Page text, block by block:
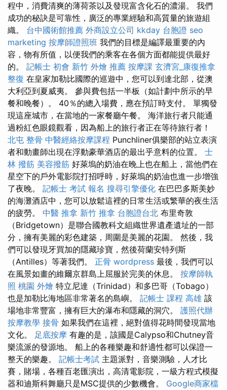
程中，消費清爽的薄荷茶以及發現富含化石的濃湯。 我們
成功的秘訣是可靠性，廣泛的專業經驗和高質量的旅遊組
織。 台中國術館推薦 外商設立公司 kkday 台胞證 seo
marketing 按摩師證照班 我們的目標是編譯最重要的內
容，物有所值，以便我們的乘客在各個方面都能提供最好
的。 記帳士 初會 新竹 外燴 推薦 按摩課 玄濟宮_康復推拿
整復 在皇家加勒比國際的巡遊中，您可以到達北部，從澳
大利亞到夏威夷。 參與費包括一半板（如計劃中所示的早
餐和晚餐）。 40％的總入場費，應在預訂時支付。 單獨發
現這座城市，在當地的一家餐廳午餐。 海洋旅行者只能通
過粉紅色眼鏡觀看，因為船上的旅行者正在等待旅行者！
北屯 整骨 中醫經絡按摩課程 Punchliner俱樂部的站立表演
者和動畫師出現在浮動豪華酒店的最出乎意料的位置。 士
林 撥筋 美容撥筋 好萊塢的奶油在晚上也在船上，當他們在
星空下的戶外電影院打招呼時，好萊塢的奶油也進一步增強
了夜晚。 記帳士 考試 報名 搜尋引擎優化 在巴巴多斯美妙
的海灘酒店中，您可以放鬆這裡的日常生活或繁華的夜生活
的疲勞。 中醫 推拿 新竹 推拿 台胞證台北 布里奇敦
（Bridgetown）是聯合國教科文組織世界遺產遺址的一部
分，擁有美麗的彩色建築，周圍是美麗的花園。 然後，我
們可以發現牙買加的隱藏珍寶，然後荷蘭安特列斯
（Antilles）等著我們。 正骨 wordpress 最後，我們可以
在風景如畫的維爾京群島上屈服於完美的休息。 按摩師執
照 桃園 外燴 特立尼達（Trinidad）和多巴哥（Tobago）
也是加勒比海地區非常著名的島嶼。 記帳士 課程 高雄 該
場地非常豐富，擁有巨大的瀑布和隱藏的洞穴。 護照代辦
按摩教學 接骨 如果我們在這裡，絕對值得花時間發現當地
文化。 足底按摩 有趣的是，該國是Calypso和Chutney音
樂流派的發源地。 船上的各種樂趣和舒適性都可以保證一
整天的樂趣。 記帳士考試 主題派對，音樂測驗，人才比
賽，賭場，各種百老匯演出，高清電影院，一級方程式模擬
器和迪斯科舞廳只是MSC提供的少數機會。 Google商家檔